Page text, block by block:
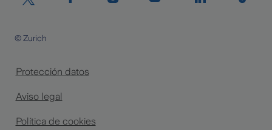
Protección datos
Aviso legal
Política de cookies
© Zurich